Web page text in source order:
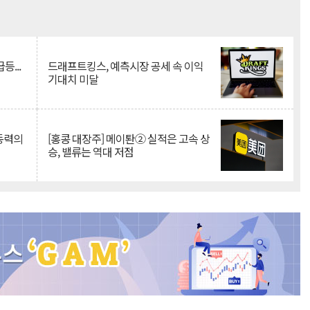
등... 드래프트킹스, 예측시장 공세 속 이익
기대치 미달
의 [홍콩 대장주] 메이퇀② 실적은 고속 상
승, 밸류는 역대 저점